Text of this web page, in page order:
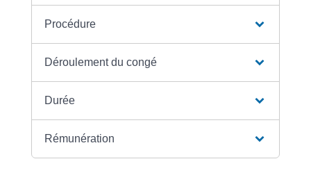
Procédure
Déroulement du congé
Durée
Rémunération